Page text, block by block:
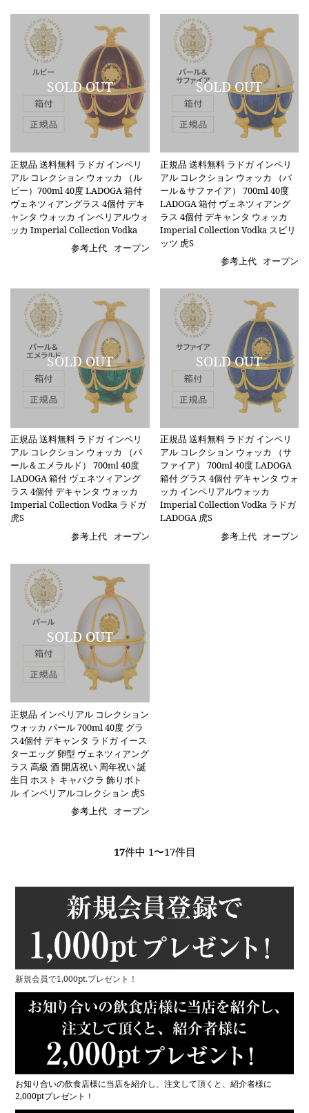
正規品 送料無料 ラドガ インペリ
アル コレクション ウォッカ （ル
ビー）700ml 40度 LADOGA 箱付
ヴェネツィアングラス 4個付 デキ
ャンタ ウォッカ インペリアルウォ
ッカ Imperial Collection Vodka
参考上代
オープン
正規品 送料無料 ラドガ インペリ
アル コレクション ウォッカ （パ
ール＆サファイア） 700ml 40度
LADOGA 箱付 ヴェネツィアング
ラス 4個付 デキャンタ ウォッカ
Imperial Collection Vodka スピリ
ッツ 虎S
参考上代 オープン
正規品 送料無料 ラドガ インペリ
アル コレクション ウォッカ （パ
ール＆エメラルド） 700ml 40度
LADOGA 箱付 ヴェネツィアング
ラス 4個付 デキャンタ ウォッカ
Imperial Collection Vodka ラドガ
虎S
参考上代
オープン
正規品 送料無料 ラドガ インペリ
アル コレクション ウォッカ （サ
ファイア） 700ml 40度 LADOGA
箱付 グラス 4個付 デキャンタ ウォ
ッカ インペリアルウォッカ
Imperial Collection Vodka ラドガ
LADOGA 虎S
参考上代 オープン
正規品 インペリアル コレクション
ウォッカ パール 700ml 40度 グラ
ス4個付 デキャンタ ラドガ イース
ターエッグ 卵型 ヴェネツィアング
ラス 高級 酒 開店祝い 周年祝い 誕
生日 ホスト キャバクラ 飾りボト
ル インペリアルコレクション 虎S
参考上代
オープン
17件中 1〜17件目
新規会員で1,000pt.プレゼント！
お知り合いの飲食店様に当店を紹介し、注文して頂くと、紹介者様に
2,000ptプレゼント！